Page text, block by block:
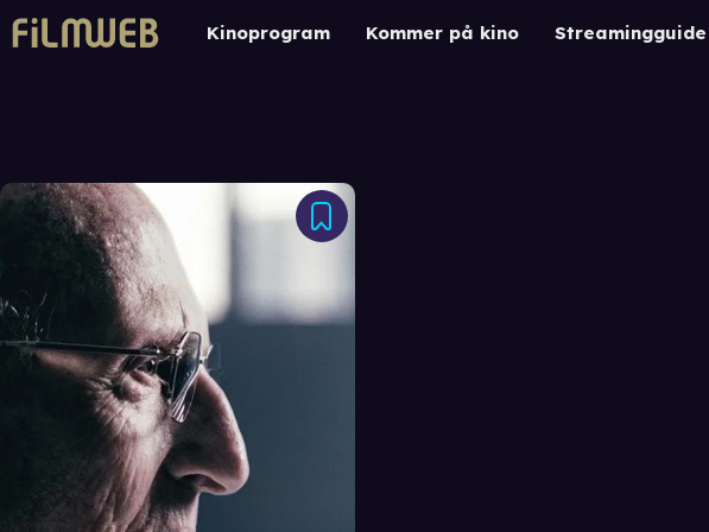
Kinoprogram Kommer på kino Streamingguide